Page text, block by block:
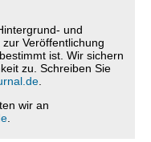
und
Veröffentlichung
ist. Wir sichern
zu. Schreiben Sie
wir an